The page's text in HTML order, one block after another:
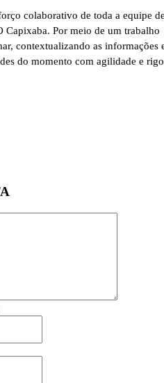
colaborativo de toda a equipe
Capixaba. Por meio de um trabalho
contextualizando as informações
do momento com agilidade e